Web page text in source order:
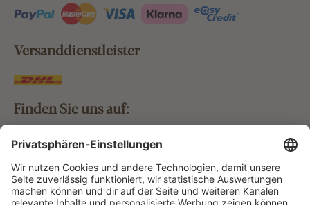
Versanddienstleister
Finden Sie uns auf:
Bestellung widerrufen